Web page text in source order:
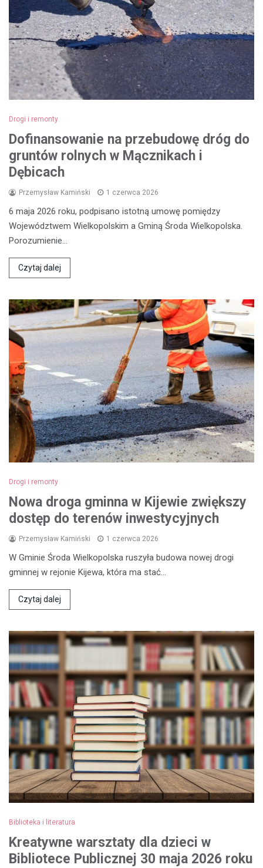
Drogi i remonty
Dofinansowanie na przebudowę dróg do
gruntów rolnych w Mącznikach i
Dębicach
Przemysław Kamiński 1 czerwca 2026
6 maja 2026 roku, podpisano istotną umowę pomiędzy
Województwem Wielkopolskim a Gminą Środa Wielkopolska.
Porozumienie…
Czytaj dalej
Drogi i remonty
Nowa droga gminna w Kijewie zwiększy
dostęp do terenów inwestycyjnych
Przemysław Kamiński 1 czerwca 2026
W Gminie Środa Wielkopolska ruszyła budowa nowej drogi
gminnej w rejonie Kijewa, która ma stać…
Czytaj dalej
Biblioteka i literatura
Kreatywne warsztaty dla dzieci w
Bibliotece Publicznej 30 maja 2026 roku